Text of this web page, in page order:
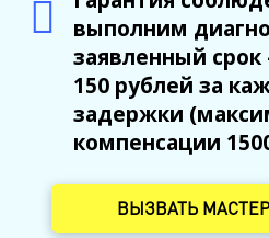
выполним
заявленный
150 рублей за
задержки
компенсации
ВЫЗВАТЬ